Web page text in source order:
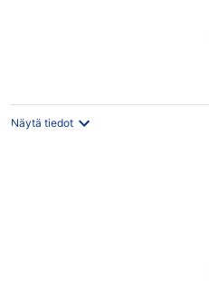
Näytä tiedot